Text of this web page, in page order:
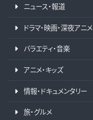
ニュース・報道
ドラマ・映画・深夜アニメ
バラエティ・音楽
アニメ・キッズ
情報・ドキュメンタリー
旅・グルメ